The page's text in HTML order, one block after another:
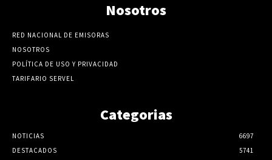
Nosotros
RED NACIONAL DE EMISORAS
NOSOTROS
POLÍTICA DE USO Y PRIVACIDAD
TARIFARIO SERVEL
Categorias
NOTICIAS
6697
DESTACADOS
5741